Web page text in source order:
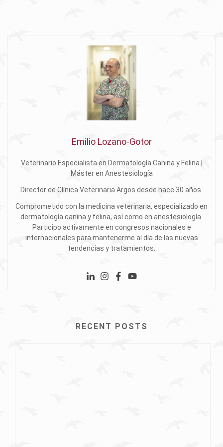
Emilio Lozano-Gotor
Veterinario Especialista en Dermatología Canina y Felina |
Máster en Anestesiología
Director de Clínica Veterinaria Argos desde hace 30 años.
Comprometido con la medicina veterinaria, especializado en
dermatología canina y felina, así como en anestesiología.
Participo activamente en congresos nacionales e
internacionales para mantenerme al día de las nuevas
tendencias y tratamientos.
RECENT POSTS